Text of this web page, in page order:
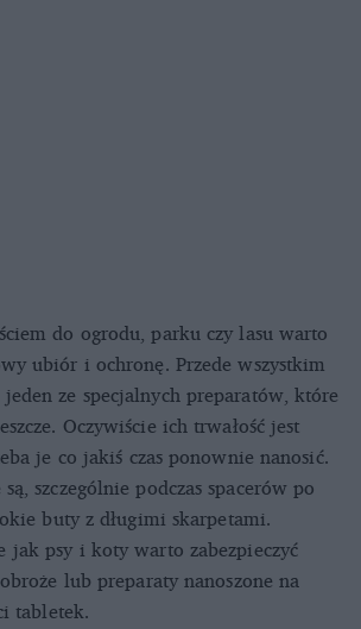
do ogrodu, parku czy lasu warto
ubiór i ochronę. Przede wszystkim
jeden ze specjalnych preparatów, które
Oczywiście ich trwałość jest
je co jakiś czas ponownie nanosić.
szczególnie podczas spacerów po
buty z długimi skarpetami.
jak psy i koty warto zabezpieczyć
lub preparaty nanoszone na
tabletek.